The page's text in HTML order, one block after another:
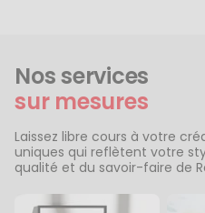
Nos services
sur mesures
Laissez libre cours à votre
uniques qui reflètent votre
qualité et du savoir-faire de